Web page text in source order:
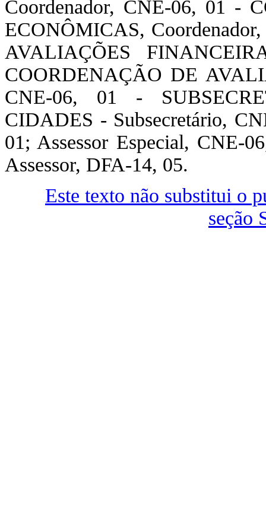
Coordenador, CNE-06, 01 -
ECONÔMICAS,
AVALIAÇÕES
COORDENAÇÃO DE
CNE-06, 01 -
CIDADES - Subsecretário,
01; Assessor Especial, CNE-
Assessor, DFA-14, 05.
Este texto não substitui o
seção